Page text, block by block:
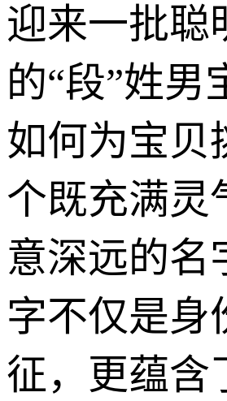
迎来一批聪
的“段”姓男
如何为宝贝
个既充满灵
意深远的名
字不仅是身
征，更蕴含